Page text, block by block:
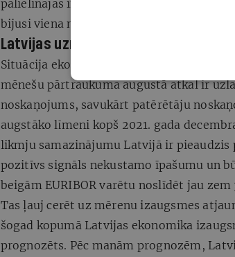
palielinājās informācijas un
bijusi viena no straujāk augošajām
Latvijas uzņēmēju noskaņojums
Situācija ekonomikā nav ideāla, tomēr arī
mēnešu pārtraukuma augustā atkal ir
noskaņojums, savukārt patērētāju
augstāko līmeni kopš 2021. gada
likmju samazinājumu Latvijā ir
pozitīvs signāls nekustamo īpašumu un
beigām EURIBOR varētu noslīdēt jau zem
Tas ļauj cerēt uz mērenu izaugsmes
šogad kopumā Latvijas ekonomika
prognozēts. Pēc manām prognozēm,